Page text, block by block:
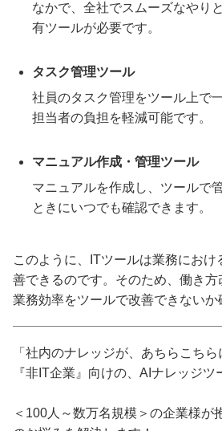
なかで、全社でスムーズなやり
有ツールが必要です。
タスク管理ツール
社員のタスク管理をツール上で
担当者の負担を軽減可能です。
マニュアル作成・管理ツール
マニュアルを作成し、ツールで
ときにいつでも確認できます。
このように、ITツールは業務におけ
善できるのです。そのため、働き
業務効率をツールで改善できないか
「社内のナレッジが、あちらこちら
『非IT企業』向けの、AIナレッジツ
＜100人～数万名規模＞の企業様が